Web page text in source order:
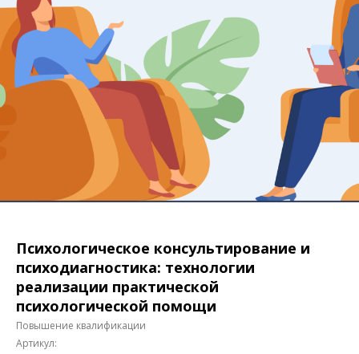
Психологическое консультирование и
психодиагностика: технологии
реализации практической
психологической помощи
Повышение квалификации
Артикул: